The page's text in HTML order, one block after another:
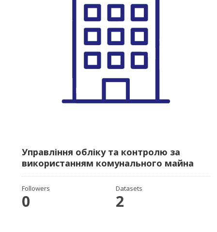
Управління обліку та контролю за
використанням комунального майна
Followers
0
Datasets
2